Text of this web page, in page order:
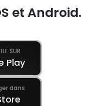
et Android.
SUR
Play
dans